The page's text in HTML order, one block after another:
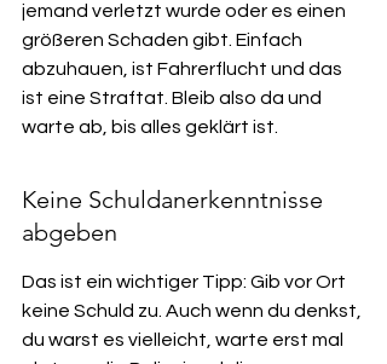
jemand verletzt wurde oder es einen
größeren Schaden gibt. Einfach
abzuhauen, ist Fahrerflucht und das
ist eine Straftat. Bleib also da und
warte ab, bis alles geklärt ist.
Keine Schuldanerkenntnisse
abgeben
Das ist ein wichtiger Tipp: Gib vor Ort
keine Schuld zu. Auch wenn du denkst,
du warst es vielleicht, warte erst mal